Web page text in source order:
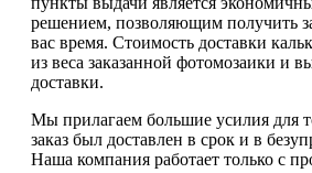
решением, позволяющим получить
вас время. Стоимость доставки
из веса заказанной фотомозаики и
доставки.
Мы прилагаем большие усилия для
заказ был доставлен в срок и в
Наша компания работает только с